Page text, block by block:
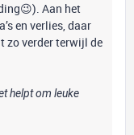
Aan het
en verlies, daar
zo verder terwijl de
helpt om leuke